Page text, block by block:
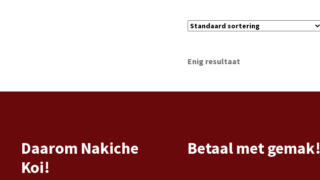
Enig resultaat
Daarom Nakiche
Koi!
Betaal met gemak!